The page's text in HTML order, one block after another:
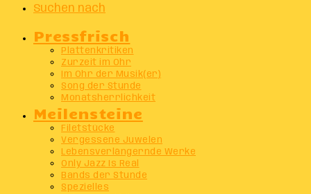
Suchen nach
Pressfrisch
Plattenkritiken
Zurzeit im Ohr
Im Ohr der Musik(er)
Song der Stunde
Monatsherrlichkeit
Meilensteine
Filetstücke
Vergessene Juwelen
Lebensverlängernde Werke
Only Jazz Is Real
Bands der Stunde
Spezielles